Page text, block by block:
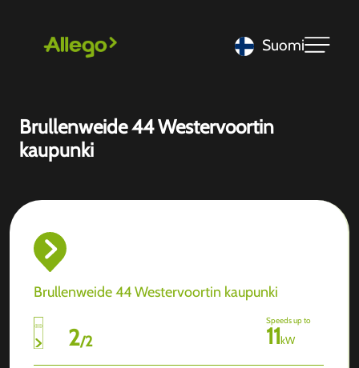
Suomi
Brullenweide 44 Westervoortin
kaupunki
Brullenweide 44 Westervoortin kaupunki
2/2
Speeds up to
11kW